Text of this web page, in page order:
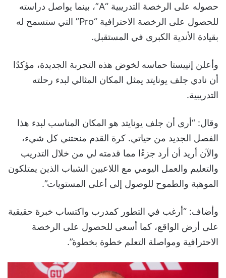
حصوله على الرخصة التدريبية “A”، بينما يواصل دراسته
للحصول على الرخصة الاحترافية “Pro” التي ستسمح له
بقيادة الأندية الكبرى في المستقبل.
وأعلن إنييستا حماسه لخوض هذه التجربة الجديدة، مؤكدًا
أن نادي جلف يونايتد يمثل المكان المثالي لبدء رحلته
التدريبية.
وقال: “أرى أن جلف يونايتد هو المكان المناسب لبدء هذا
الفصل الجديد من حياتي. كرة القدم منحتني كل شيء،
والآن أريد أن أرد جزءًا مما قدمته لي من خلال التدريب
والتعليم والعمل اليومي مع اللاعبين الشباب الذين يمتلكون
الموهبة والطموح للوصول إلى أعلى المستويات”.
وأضاف: “أرغب في التطور كمدرب واكتساب خبرة حقيقية
على أرض الواقع، كما أسعى للحصول على الرخصة
الاحترافية ومواصلة التعلم خطوة بخطوة”.